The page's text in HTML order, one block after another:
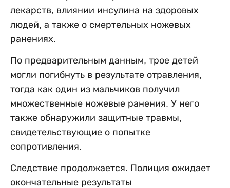
лекарств, влиянии инсулина на здоровых
людей, а также о смертельных ножевых
ранениях.
По предварительным данным, трое детей
могли погибнуть в результате отравления,
тогда как один из мальчиков получил
множественные ножевые ранения. У него
также обнаружили защитные травмы,
свидетельствующие о попытке
сопротивления.
Следствие продолжается. Полиция ожидает
окончательные результаты